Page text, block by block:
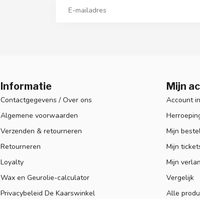
Informatie
Contactgegevens / Over ons
Algemene voorwaarden
Verzenden & retourneren
Retourneren
Loyalty
Wax en Geurolie-calculator
Privacybeleid De Kaarswinkel
Mijn
Account
Mijn
Mijn
Mijn
Vergelijk
Alle